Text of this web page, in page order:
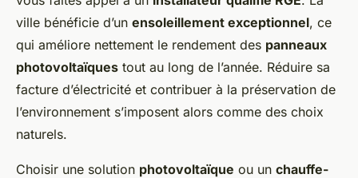
ville bénéficie d’un ensoleillement exceptionnel, ce
qui améliore nettement le rendement des panneaux
photovoltaïques tout au long de l’année. Réduire sa
facture d’électricité et contribuer à la préservation de
l’environnement s’imposent alors comme des choix
naturels.
Choisir une solution photovoltaïque ou un chauffe-